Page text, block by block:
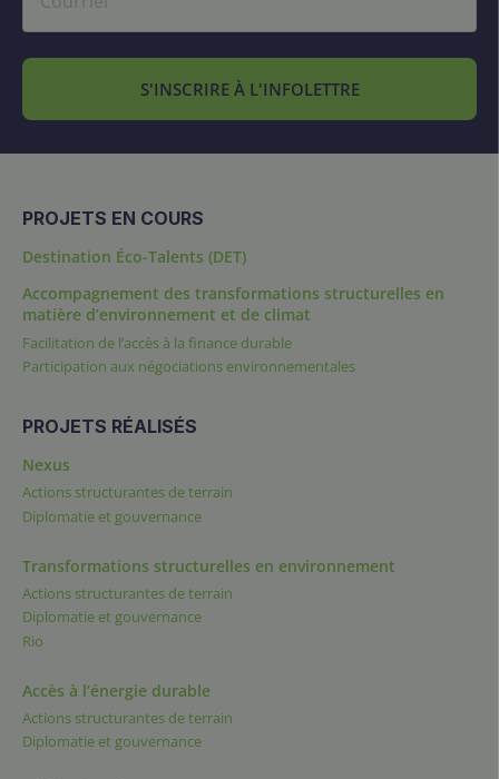
S'INSCRIRE À L'INFOLETTRE
PROJETS EN COURS
Destination Éco-Talents (DET)
Accompagnement des transformations structurelles en
matière d’environnement et de climat
Facilitation de l’accès à la finance durable
Participation aux négociations environnementales
PROJETS RÉALISÉS
Nexus
Actions structurantes de terrain
Diplomatie et gouvernance
Transformations structurelles en environnement
Actions structurantes de terrain
Diplomatie et gouvernance
Rio
Accès à l’énergie durable
Actions structurantes de terrain
Diplomatie et gouvernance